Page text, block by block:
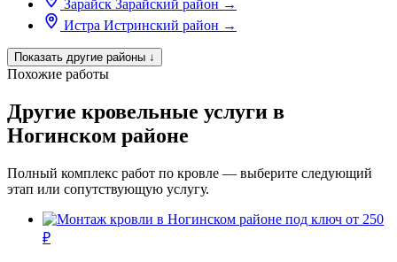
Зарайск Зарайский район →
Истра Истринский район →
Показать другие районы ↓
Похожие работы
Другие кровельные услуги в
Ногинском районе
Полный комплекс работ по кровле — выберите следующий
этап или сопутствующую услугу.
от 250
₽